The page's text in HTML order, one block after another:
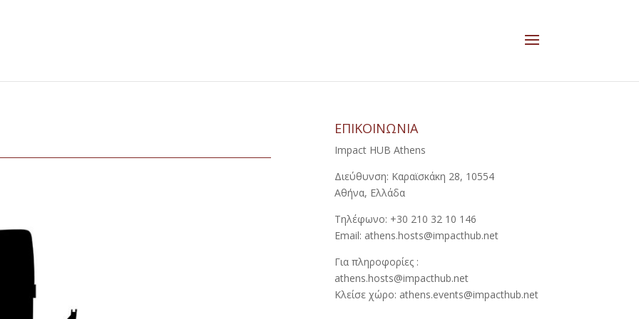
ΕΠΙΚΟΙΝΩΝΙΑ
Impact HUB Athens
Διεύθυνση: Καραϊσκάκη 28, 10554
Αθήνα, Ελλάδα
Τηλέφωνο: +30 210 32 10 146
Email: athens.hosts@impacthub.net
Για πληροφορίες :
athens.hosts@impacthub.net
Κλείσε χώρο: athens.events@impacthub.net